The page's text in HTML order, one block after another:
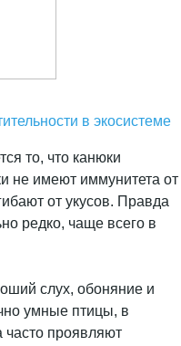
в экосистеме
то, что канюки
не имеют иммунитета от
от укусов. Правда
редко, чаще всего в
слух, обоняние и
умные птицы, в
часто проявляют